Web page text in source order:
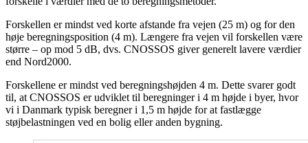
Forskellen er mindst ved korte afstande fra vejen (25 m) og for den
høje beregningsposition (4 m). Længere fra vejen vil forskellen være
større – op mod 5 dB, dvs. CNOSSOS giver generelt lavere værdier
end Nord2000.
Forskellene er mindst ved beregningshøjden 4 m. Dette svarer godt
til, at CNOSSOS er udviklet til beregninger i 4 m højde i byer, hvor
vi i Danmark typisk beregner i 1,5 m højde for at fastlægge
støjbelastningen ved en bolig eller anden bygning.